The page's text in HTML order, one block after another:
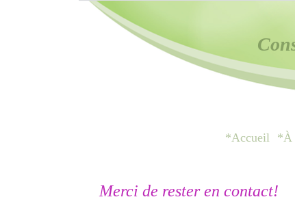
*Accueil *À
Merci de rester en contact!